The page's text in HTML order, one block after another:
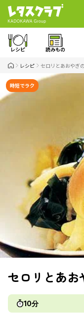
レシピ 読みもの
レシピ セロリとあおやぎ
時短でラク
セロリとあお
10分